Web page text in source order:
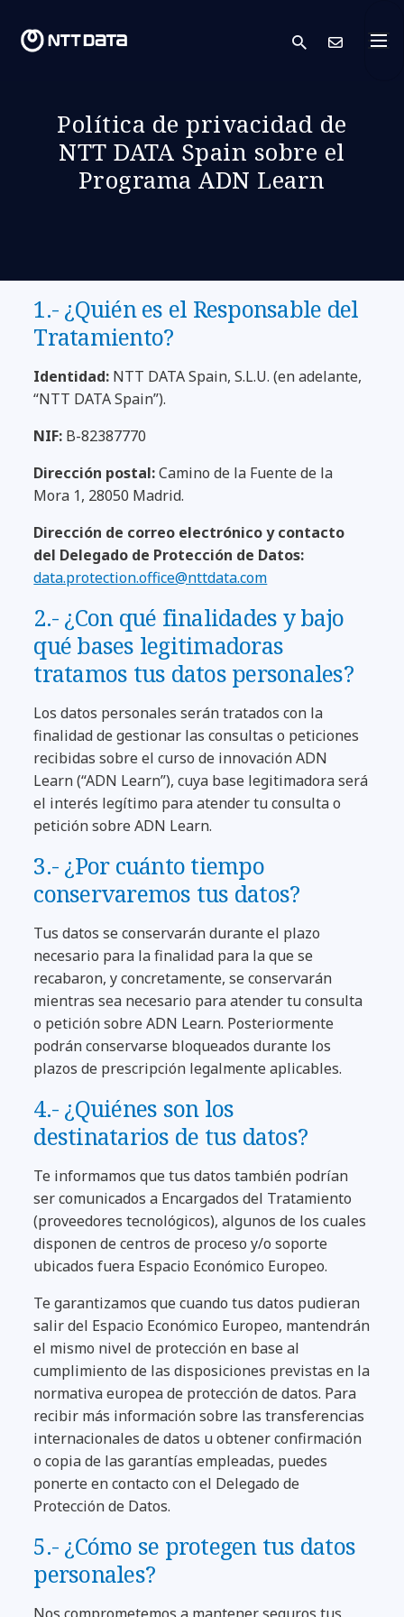
search
Política de privacidad de
NTT DATA Spain sobre el
Programa ADN Learn
1.- ¿Quién es el Responsable del
Tratamiento?
Identidad: NTT DATA Spain, S.L.U. (en adelante,
“NTT DATA Spain”).
NIF: B-82387770
Dirección postal:Camino de la Fuente de la
Mora 1, 28050 Madrid.
Dirección de correo electrónico y contacto
del Delegado de Protección de Datos:
data.protection.office@nttdata.com
2.- ¿Con qué finalidades y bajo
qué bases legitimadoras
tratamos tus datos personales?
Los datos personales serán tratados con la
finalidad de gestionar las consultas o peticiones
recibidas sobre el curso de innovación ADN
Learn (“ADN Learn”), cuya base legitimadora será
el interés legítimo para atender tu consulta o
petición sobre ADN Learn.
3.- ¿Por cuánto tiempo
conservaremos tus datos?
Tus datos se conservarán durante el plazo
necesario para la finalidad para la que se
recabaron, y concretamente, se conservarán
mientras sea necesario para atender tu consulta
o petición sobre ADN Learn. Posteriormente
podrán conservarse bloqueados durante los
plazos de prescripción legalmente aplicables.
4.- ¿Quiénes son los
destinatarios de tus datos?
Te informamos que tus datos también podrían
ser comunicados a Encargados del Tratamiento
(proveedores tecnológicos), algunos de los cuales
disponen de centros de proceso y/o soporte
ubicados fuera Espacio Económico Europeo.
Te garantizamos que cuando tus datos pudieran
salir del Espacio Económico Europeo, mantendrán
el mismo nivel de protección en base al
cumplimiento de las disposiciones previstas en la
normativa europea de protección de datos. Para
recibir más información sobre las transferencias
internacionales de datos u obtener confirmación
o copia de las garantías empleadas, puedes
ponerte en contacto con el Delegado de
Protección de Datos.
5.- ¿Cómo se protegen tus datos
personales?